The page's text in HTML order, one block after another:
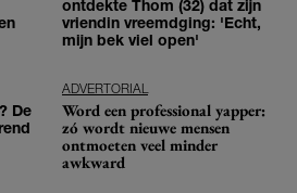
ontdekte Thom (32) dat zijn
vriendin vreemdging: 'Echt,
mijn bek viel open'
De
ADVERTORIAL
Word een professional yapper:
zó wordt nieuwe mensen
ontmoeten veel minder
awkward